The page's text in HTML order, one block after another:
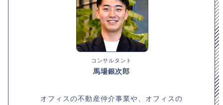
コンサルタント
馬場銀次郎
オフィスの不動産仲介事業や、オフィスの